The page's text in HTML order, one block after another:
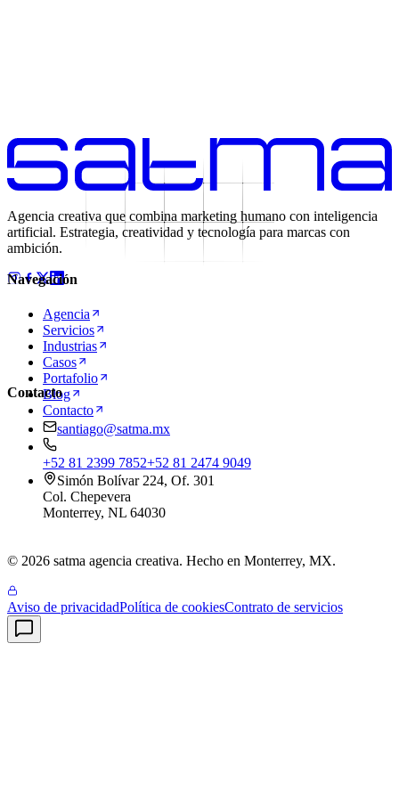
Agencia creativa que combina marketing humano con inteligencia
artificial. Estrategia, creatividad y tecnología para marcas con
ambición.
Navegación
Agencia
Servicios
Industrias
Casos
Portafolio
Blog
Contacto
Contacto
santiago@satma.mx
+52 81 2399 7852+52 81 2474 9049
Simón Bolívar 224, Of. 301
Col. Chepevera
Monterrey, NL 64030
© 2026 satma agencia creativa. Hecho en Monterrey, MX.
Aviso de privacidadPolítica de cookiesContrato de servicios